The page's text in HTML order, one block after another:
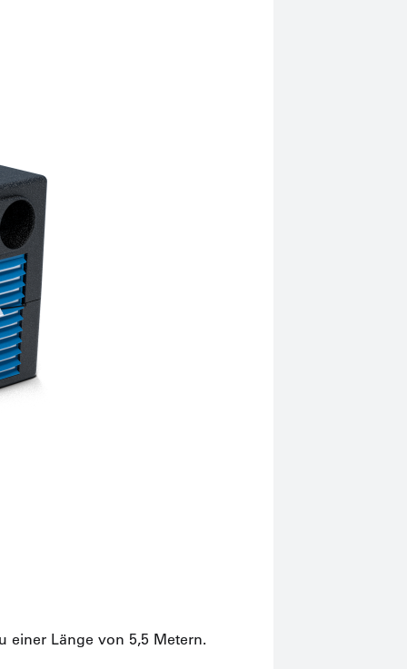
einer Länge von 5,5 Metern.